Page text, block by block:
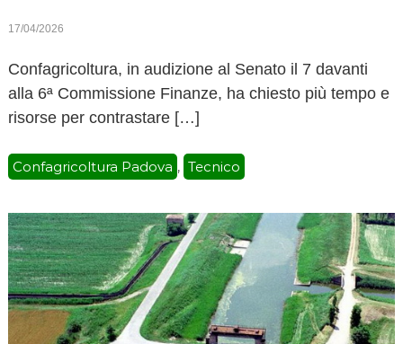
17/04/2026
Confagricoltura, in audizione al Senato il 7 davanti
alla 6ª Commissione Finanze, ha chiesto più tempo e
risorse per contrastare […]
Confagricoltura Padova , Tecnico